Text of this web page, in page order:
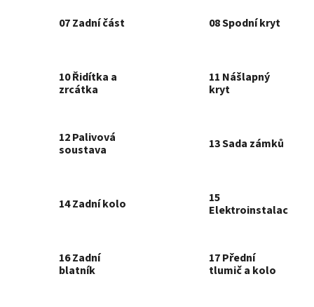
07 Zadní část 08 Spodní kryt
10 Řidítka a
zrcátka
11 Nášlapný
kryt
12 Palivová
soustava
13 Sada zámků
14 Zadní kolo
15
Elektroinstalace
16 Zadní
blatník
17 Přední
tlumič a kolo